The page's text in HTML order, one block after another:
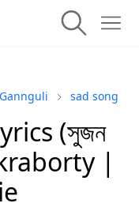
sad song
(সুজন
|